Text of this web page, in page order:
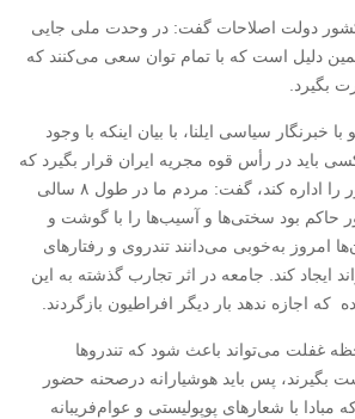
دولت اصلاحات گفت: در وحدت ملی جایی
دلیل است که با تمام توان سعی می‌کنند که
بگیرد.
سیاسی ایلنا، با بیان اینکه با وجود
باید در رأس قوه مجریه ایران قرار بگیرد که
بدون تنش و هیجان کشور را اداره کند، گفت: مردم ما در طول ۸ سالی
حاکم بود سختی‌‌ها و آسیب‌ها را با گوشت و
امروز به‌خوبی می‌دانند تندروی و رفتارهای
ایجاد کند. جامعه در اثر تجارب گذشته به این
اجازه ندهد بار دیگر افراطیون بازگردند.
غفلت‌ می‌تواند باعث شود که تندروها
بگیرند، پس باید هوشیارانه درصحنه حضور
با شعارهای پوپولیستی و عوام‌فریبانه